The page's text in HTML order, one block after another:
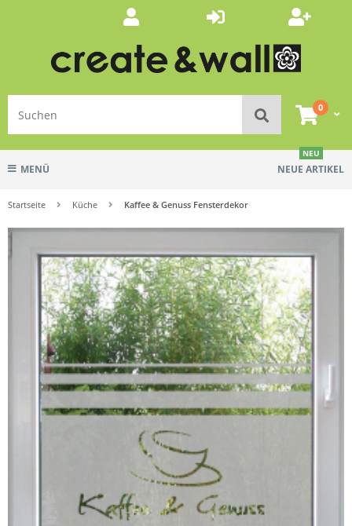
0
MENÜ NEUE ARTIKEL
NEU
Startseite Küche Kaffee & Genuss Fensterdekor